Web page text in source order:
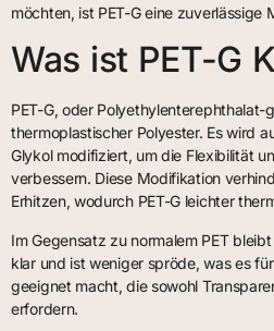
möchten, ist PET-G eine zuverlässige
Was ist PET-G
PET-G, oder
thermoplastischer Polyester. Es wird
Glykol modifiziert, um die Flexibilität
verbessern. Diese Modifikation
Erhitzen, wodurch PET-G leichter
Im Gegensatz zu normalem PET
klar und ist weniger spröde, was es
geeignet macht, die sowohl
erfordern.